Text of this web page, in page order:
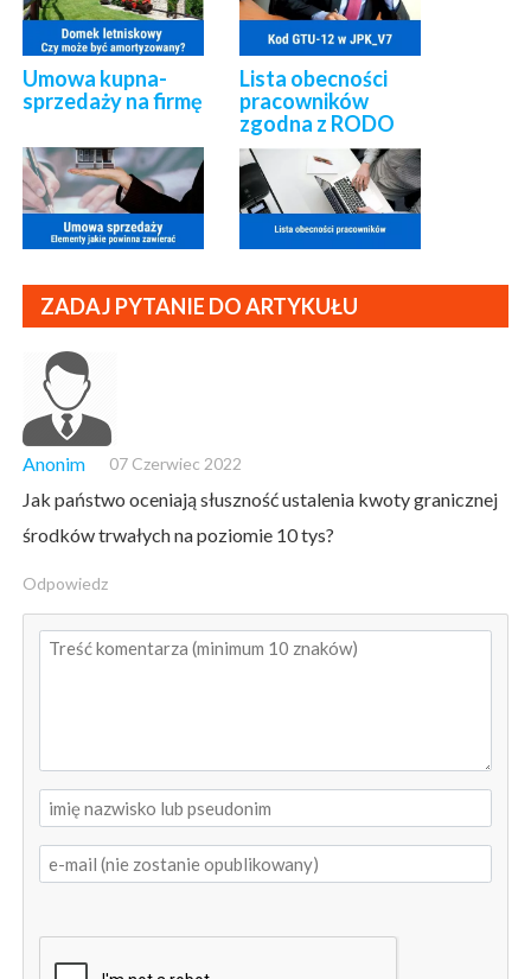
Umowa kupna-
sprzedaży na firmę
Lista obecności
pracowników
zgodna z RODO
ZADAJ PYTANIE DO ARTYKUŁU
Anonim 07 Czerwiec 2022
Jak państwo oceniają słuszność ustalenia kwoty granicznej
środków trwałych na poziomie 10 tys?
Odpowiedz